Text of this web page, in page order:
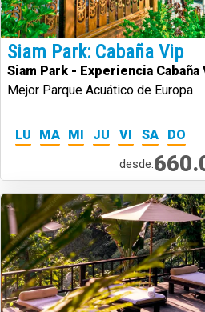
Siam Park: Cabaña Vip
Siam Park - Experiencia Cabaña
Mejor Parque Acuático de Europa
LU MA MI JU VI SA DO
desde: